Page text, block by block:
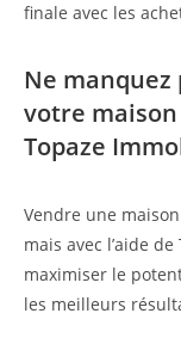
finale avec les
Ne manquez
votre
Topaze
Vendre une
mais avec l’aide
maximiser le
les meilleurs